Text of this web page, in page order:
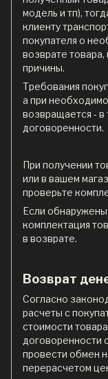
модель и тп),
клиенту
покупателя о
возврате
причины.
Требования
а при
возвращается - в
договоренности.
При получении
или в вашем
проверьте
Если
комплектация
в возврате.
Возврат
Согласно
расчеты с
стоимости
договоренности
провести обмен
перерасчетом